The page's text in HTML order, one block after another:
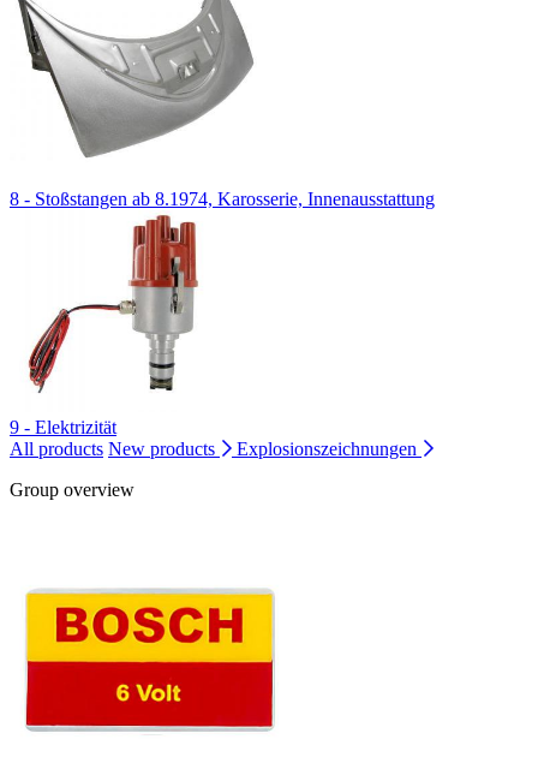
8 - Stoßstangen ab 8.1974, Karosserie, Innenausstattung
9 - Elektrizität
All products New products
Explosionszeichnungen
Group overview